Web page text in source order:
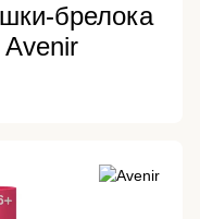
брелока